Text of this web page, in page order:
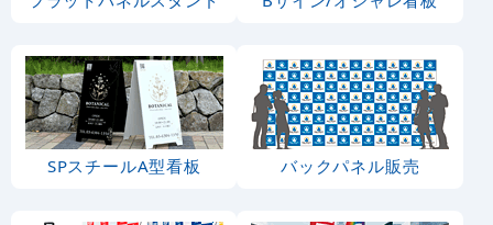
SPスチールA型看板 バックパネル販売